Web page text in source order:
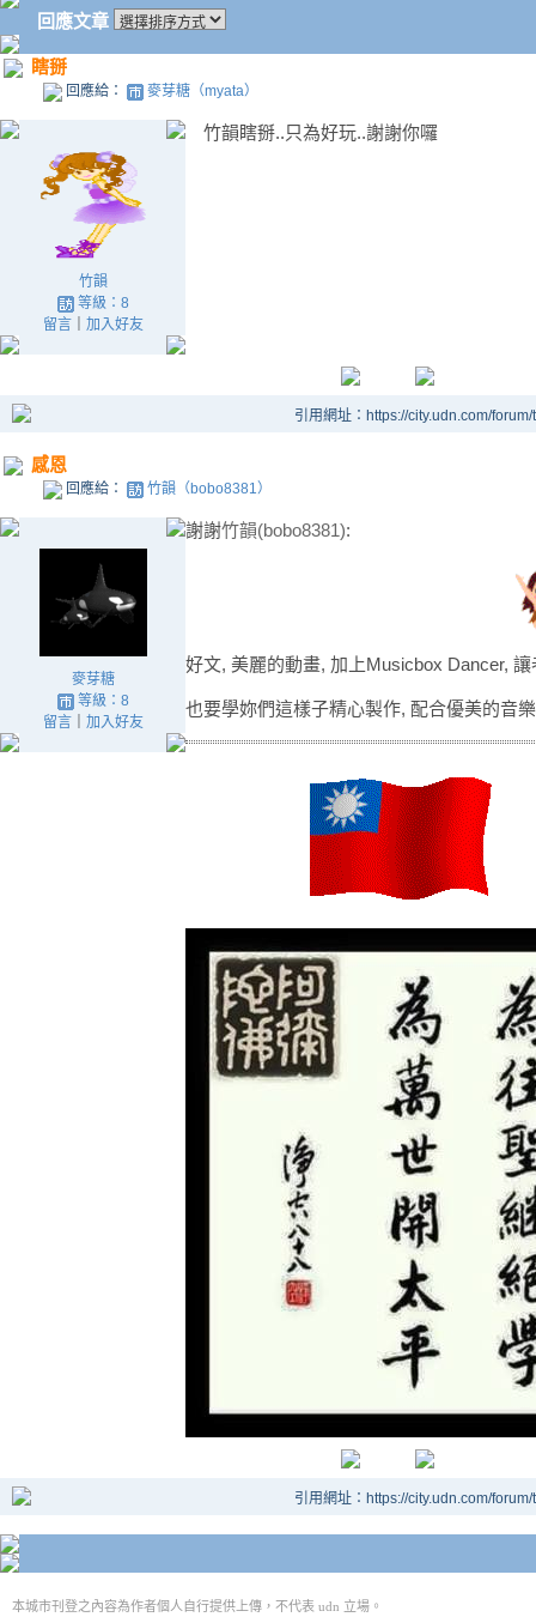
回應文章
瞎掰
回應給： 麥芽糖（myata）
竹韻
等級：8
留言｜ 加入好友
竹韻瞎掰..只為好玩..謝謝你囉
引用網址：https://city.udn.com/
感恩
回應給： 竹韻（bobo8381）
麥芽糖
等級：8
留言｜ 加入好友
謝謝竹韻(bobo8381):
好文, 美麗的動畫, 加上Musicbox Dancer,
也要學妳們這樣子精心製作, 配合優美的音
引用網址：https://city.udn.com/
本城市刊登之內容為作者個人自行提供上傳，不代表 udn 立場。